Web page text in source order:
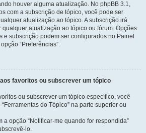
houver alguma atualização. No phpBB 3.1,
com a subscrição de tópico, você pode ser
atualização ao tópico. A subscrição irá
atualização ao tópico ou fórum. Opções
e subscrição podem ser configurados no Painel
“Preferências”.
favoritos ou subscrever um tópico
ou subscrever um tópico específico, você
do Tópico” na parte superior ou
a opção “Notificar-me quando for respondida”
lo.